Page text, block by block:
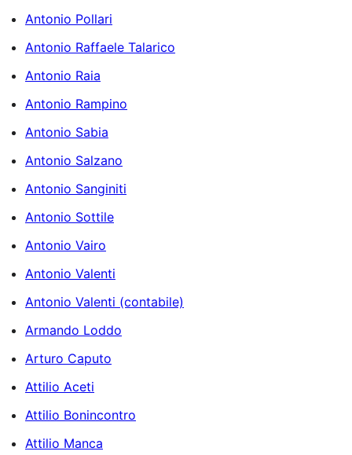
Antonio Pollari
Antonio Raffaele Talarico
Antonio Raia
Antonio Rampino
Antonio Sabia
Antonio Salzano
Antonio Sanginiti
Antonio Sottile
Antonio Vairo
Antonio Valenti
Antonio Valenti (contabile)
Armando Loddo
Arturo Caputo
Attilio Aceti
Attilio Bonincontro
Attilio Manca